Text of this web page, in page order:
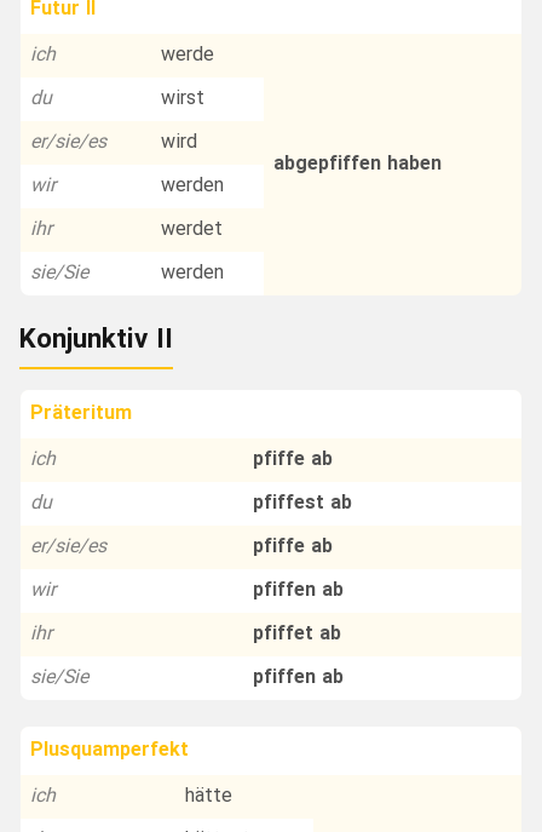
Futur II
ich
werde
abgepfiffen haben
du
wirst
er/sie/es
wird
wir
werden
ihr
werdet
sie/Sie
werden
Konjunktiv II
Präteritum
ich
pfiffe ab
du
pfiffest ab
er/sie/es
pfiffe ab
wir
pfiffen ab
ihr
pfiffet ab
sie/Sie
pfiffen ab
Plusquamperfekt
ich
hätte